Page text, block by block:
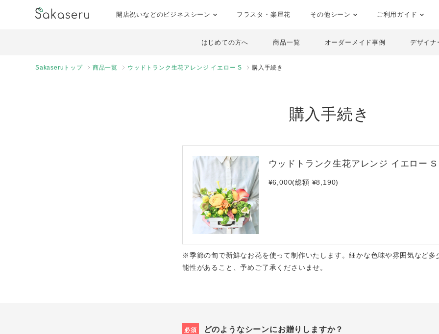
開店祝いなどのビジネスシーン フラスタ・楽屋花 その他シーン ご利用ガイド
はじめての方へ 商品一覧 オーダーメイド事例 デザイナ
Sakaseruトップ 商品一覧 ウッドトランク生花アレンジ イエロー S 購入手続き
購入手続き
ウッドトランク生花アレンジ イエロー S
¥6,000(総額 ¥8,190)
※季節の旬で新鮮なお花を使って制作いたします。細かな色味や雰囲気など多
能性があること、予めご了承くださいませ。
必須 どのようなシーンにお贈りしますか？